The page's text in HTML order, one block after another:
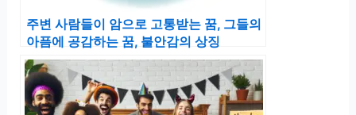
주변 사람들이 암으로 고통받는 꿈, 그들의
아픔에 공감하는 꿈, 불안감의 상징